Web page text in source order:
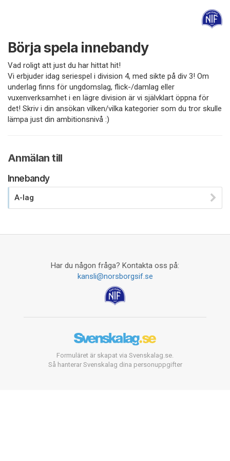
Börja spela innebandy
Vad roligt att just du har hittat hit!
Vi erbjuder idag seriespel i division 4, med sikte på div 3! Om
underlag finns för ungdomslag, flick-/damlag eller
vuxenverksamhet i en lägre division är vi självklart öppna för
det! Skriv i din ansökan vilken/vilka kategorier som du tror skulle
lämpa just din ambitionsnivå :)
Anmälan till
Innebandy
A-lag
Har du någon fråga? Kontakta oss på:
kansli@norsborgsif.se
Formuläret är skapat via Svenskalag.se.
Så hanterar Svenskalag dina personuppgifter